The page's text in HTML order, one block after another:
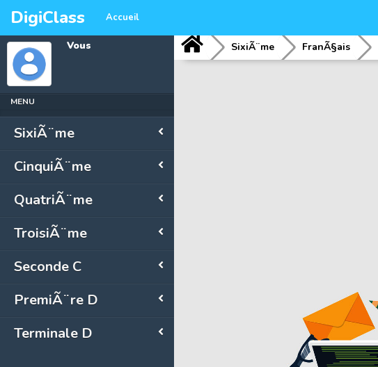
DigiClass Accueil
Vous
MENU
SixiÃ¨me
CinquiÃ¨me
QuatriÃ¨me
TroisiÃ¨me
Seconde C
PremiÃ¨re D
Terminale D
SixiÃ¨me FranÃ§ais